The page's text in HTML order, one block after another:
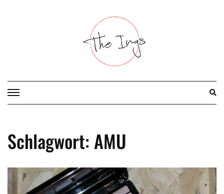
Schlagwort: AMU